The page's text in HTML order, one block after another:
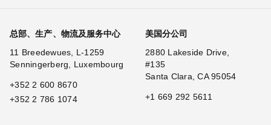
总部、生产、物流及服务中心
11 Breedewues, L-1259
Senningerberg, Luxembourg
+352 2 600 8670
+352 2 786 1074
美国分公司
2880 Lakeside Drive,
#135
Santa Clara, CA 95054
+1 669 292 5611